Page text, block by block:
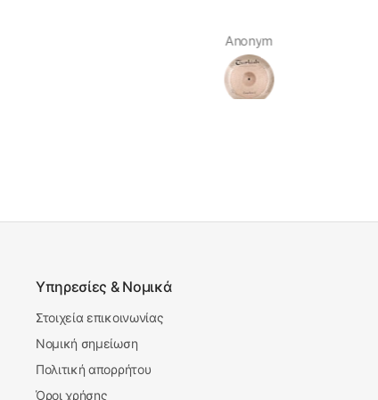
Υπηρεσίες & Νομικά
Στοιχεία επικοινωνίας
Νομική σημείωση
Πολιτική απορρήτου
Όροι χρήσης